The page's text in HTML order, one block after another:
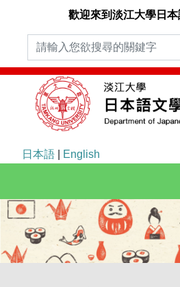
歡迎來到淡江大學日
日本語 English